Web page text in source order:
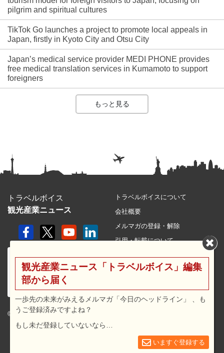
pilgrim and spiritual cultures
TikTok Go launches a project to promote local appeals in
Japan, firstly in Kyoto City and Otsu City
Japan’s medical service provider MEDI PHONE provides
free medical translation services in Kumamoto to support
foreigners
もっと見る
トラベルボイス
観光産業ニュース
© 2026 travel voice.
トラベルボイスについて
会社概要
メルマガの登録・解除
引用・転載について
利用規約
広告メニュー・料金
観光産業ニュース「トラベルボイス」編集
部から届く
一歩先の未来がみえるメルマガ「今日のヘッドライン」 、も
うご登録済みですよね？
もし未だ登録していないなら…
いますぐ登録する